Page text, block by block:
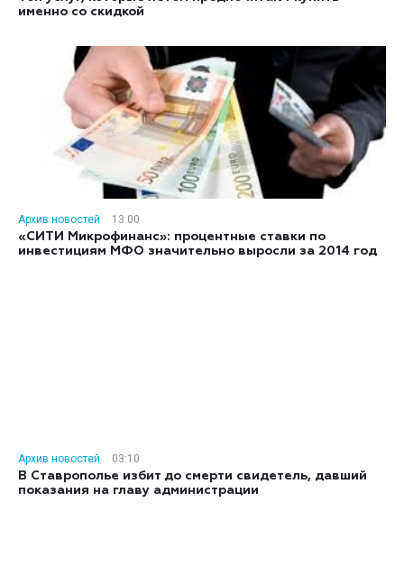
именно со скидкой
Архив новостей
13:00
«СИТИ Микрофинанс»: процентные ставки по
инвестициям МФО значительно выросли за 2014 год
Архив новостей
03:10
В Ставрополье избит до смерти свидетель, давший
показания на главу администрации